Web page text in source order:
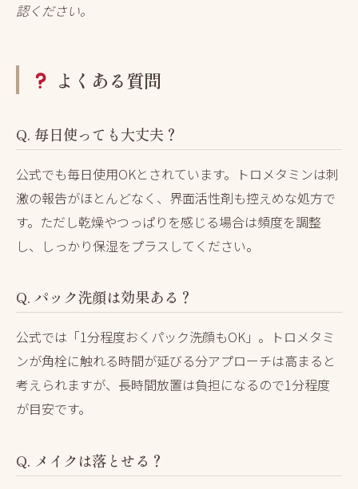
認ください。
よくある質問
Q. 毎日使っても大丈夫？
公式でも毎日使用OKとされています。トロメタミンは刺
激の報告がほとんどなく、界面活性剤も控えめな処方で
す。ただし乾燥やつっぱりを感じる場合は頻度を調整
し、しっかり保湿をプラスしてください。
Q. パック洗顔は効果ある？
公式では「1分程度おくパック洗顔もOK」。トロメタミ
ンが角栓に触れる時間が延びる分アプローチは高まると
考えられますが、長時間放置は負担になるので1分程度
が目安です。
Q. メイクは落とせる？